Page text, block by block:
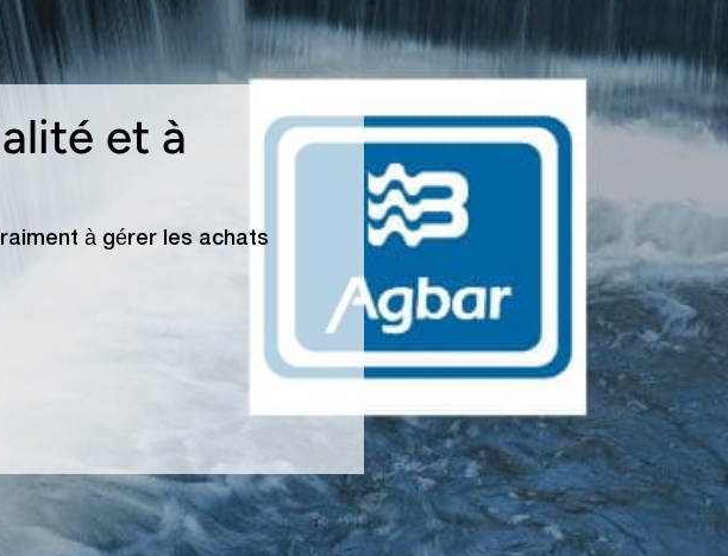
et à
à gérer les achats